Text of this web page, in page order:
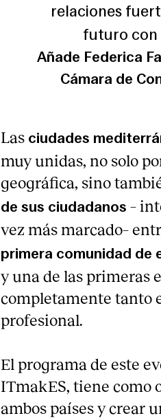
relaciones
futuro con
Añade Federica
Cámara de
Las ciudades
muy unidas, no solo
geográfica, sino
de sus ciudadanos –
vez más marcado–
primera comunidad de
y una de las primeras
completamente tanto
profesional.
El programa de este
ITmakES, tiene como
ambos países y crear